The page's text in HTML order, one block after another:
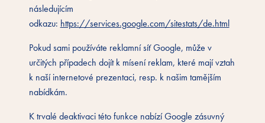
následujícím
odkazu: https://services.google.com/sitestats/de.html
Pokud sami používáte reklamní síť Google, může v
určitých případech dojít k mísení reklam, které mají vztah
k naší internetové prezentaci, resp. k našim tamějším
nabídkám.
K trvalé deaktivaci této funkce nabízí Google zásuvný